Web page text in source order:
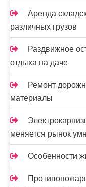
Аренда
различных грузов
Раздвижное
отдыха на даче
Ремонт
материалы
меняется рынок
Особенности